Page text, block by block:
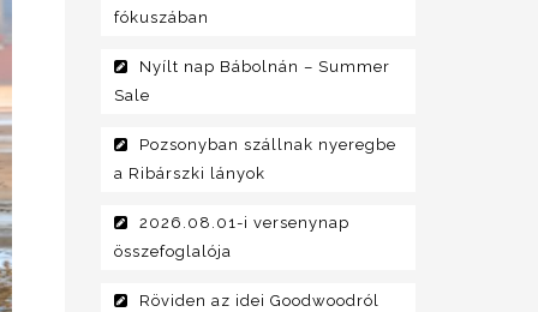
fókuszában
Nyílt nap Bábolnán – Summer
Sale
Pozsonyban szállnak nyeregbe
a Ribárszki lányok
2026.08.01-i versenynap
összefoglalója
Röviden az idei Goodwoodról